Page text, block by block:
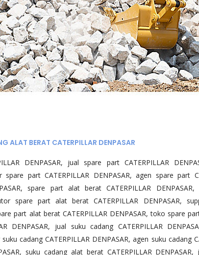
ALAT BERAT CATERPILLAR DENPASAR
DENPASAR, jual spare part CATERPILLAR
spare part CATERPILLAR DENPASAR, agen spare part
spare part alat berat CATERPILLAR
spare part alat berat CATERPILLAR DENPASAR,
part alat berat CATERPILLAR DENPASAR, toko spare
DENPASAR, jual suku cadang CATERPILLAR
suku cadang CATERPILLAR DENPASAR, agen suku cadang
suku cadang alat berat CATERPILLAR